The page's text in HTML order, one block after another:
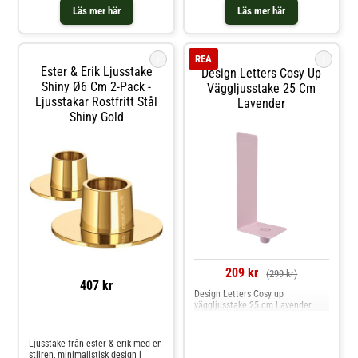
Läs mer här Läs mer här
Ester & Erik Ljusstake
Shiny Ø6 Cm 2-Pack -
Ljusstakar Rostfritt Stål
Shiny Gold
407 kr
Ljusstake från ester & erik med en
stilren, minimalistisk design i
Design Letters Cosy Up
Väggljusstake 25 Cm
Lavender
REA
209 kr (299 kr)
Design Letters Cosy up
väggljusstake 25 cm Lavender